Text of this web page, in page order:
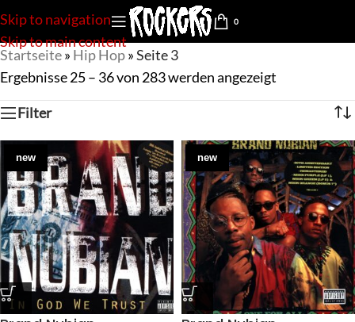
Skip to navigation
Skip to main content
0
Startseite» Hip Hop»Seite 3
Ergebnisse 25 – 36 von 283 werden angezeigt
Filter
new new